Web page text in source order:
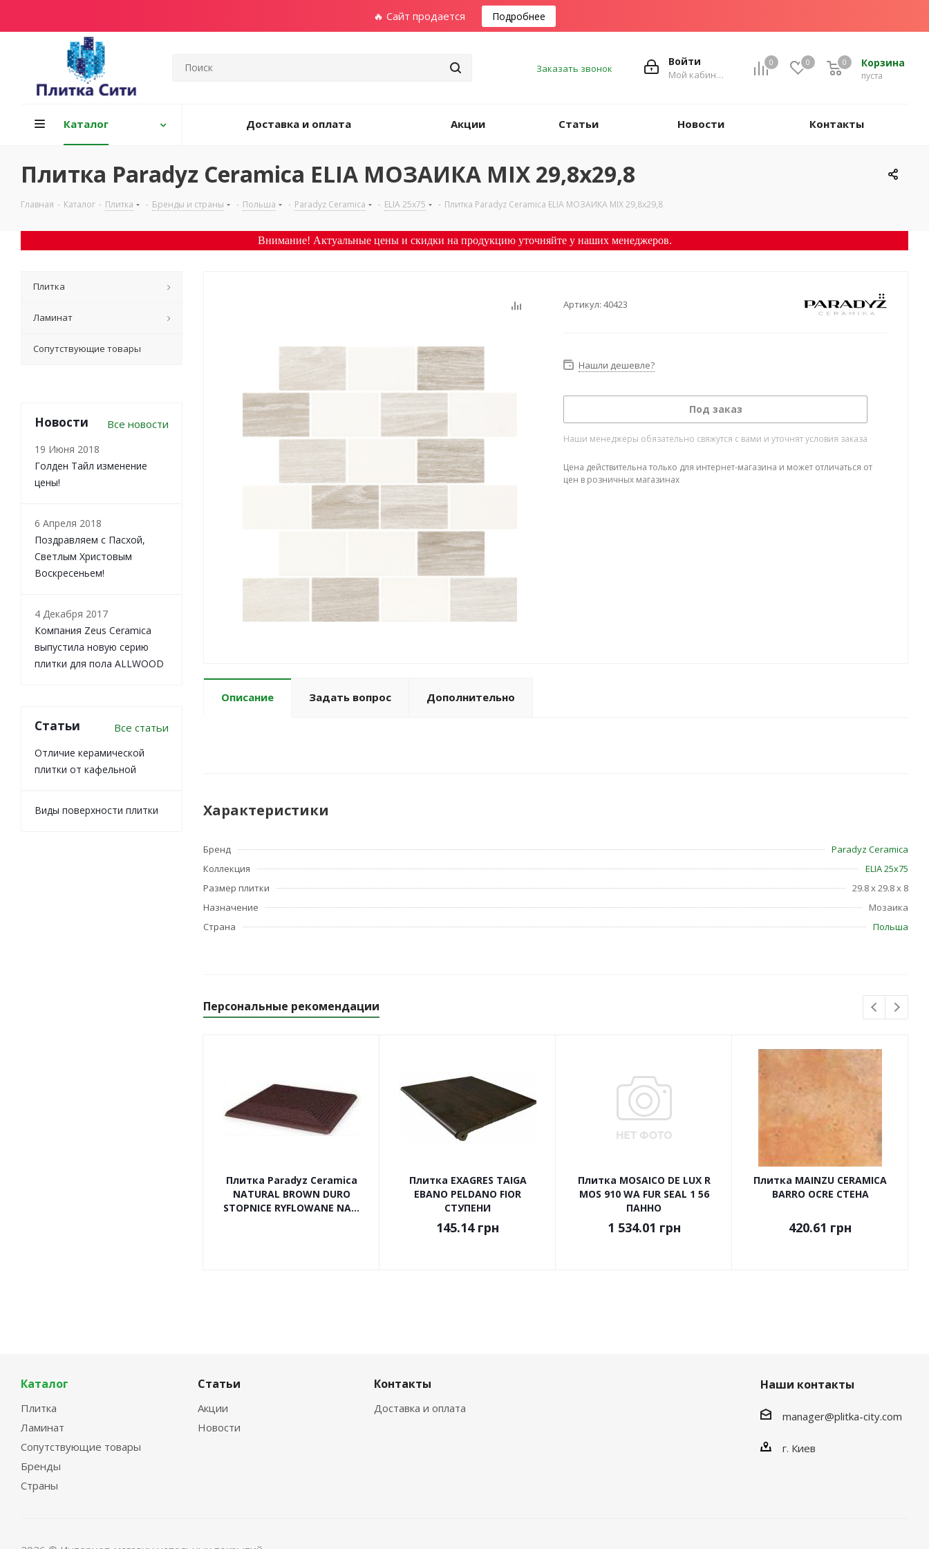
🔥 Сайт продается Подробнее
0 0 Корзина
пуста
0
Войти
Мой кабинет
Заказать звонок
Каталог Доставка и оплата Акции Статьи Новости Контакты
Плитка Paradyz Ceramica ELIA МОЗАИКА MIX 29,8х29,8
Главная - Каталог - Плитка - Бренды и страны - Польша - Paradyz Ceramica - ELIA 25х75 - Плитка Paradyz Ceramica ELIA МОЗАИКА MIX 29,8х29,8
Внимание! Актуальные цены и скидки на продукцию уточняйте у наших менеджеров.
Артикул: 40423
Нашли дешевле?
Под заказ
Наши менеджеры обязательно свяжутся с вами и уточнят условия заказа
Цена действительна только для интернет-магазина и может отличаться от
цен в розничных магазинах
Описание Задать вопрос Дополнительно
Характеристики
Бренд
Paradyz Ceramica
Коллекция
ELIA 25х75
Размер плитки
29.8 x 29.8 x 8
Назначение
Мозаика
Страна
Польша
Персональные рекомендации
Плитка Paradyz Ceramica
NATURAL BROWN DURO
STOPNICE RYFLOWANE NA...
Плитка EXAGRES TAIGA
EBANO PELDANO FIOR
СТУПЕНИ
145.14грн
Плитка MOSAICO DE LUX R
MOS 910 WA FUR SEAL 1 56
ПАННО
1 534.01 грн
Плитка MAINZU CERAMICA
BARRO OCRE СТЕНА
420.61 грн
Плитка
Ламинат
Сопутствующие товары
Новости Все новости
19 Июня 2018
Голден Тайл изменение
цены!
6 Апреля 2018
Поздравляем с Пасхой,
Светлым Христовым
Воскресеньем!
4 Декабря 2017
Компания Zeus Ceramica
выпустила новую серию
плитки для пола ALLWOOD
Статьи Все статьи
Отличие керамической
плитки от кафельной
Виды поверхности плитки
Каталог
Плитка
Ламинат
Сопутствующие товары
Бренды
Страны
Статьи
Акции
Новости
Контакты
Доставка и оплата
Наши контакты
manager@plitka-city.com
г. Киев